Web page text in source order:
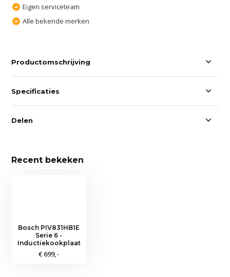
Eigen serviceteam
Alle bekende merken
Productomschrijving
Specificaties
Delen
Recent bekeken
Bosch PIV831HB1E
Serie 6 -
Inductiekookplaat
€ 699,-